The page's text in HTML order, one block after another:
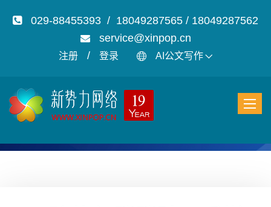
029-88455393 / 18049287565 / 18049287562
service@xinpop.cn
注册 / 登录 AI公文写作